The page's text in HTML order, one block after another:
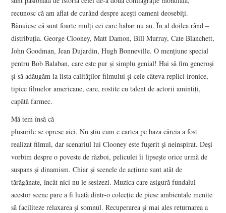
recunosc că am aflat de curând despre aceşti oameni deosebiţi.
Bănuiesc că sunt foarte mulţi cei care habar nu au. În al doilea rând –
distribuţia. George Clooney, Matt Damon, Bill Murray, Cate Blanchett,
John Goodman, Jean Dujardin, Hugh Bonneville. O menţiune special
pentru Bob Balaban, care este pur şi simplu genial! Hai să fim generoşi
şi să adăugăm la lista calităţilor filmului şi cele câteva replici ironice,
tipice filmelor americane, care, rostite cu talent de actorii amintiţi,
capătă farmec.
Mă tem însă că
plusurile se opresc aici. Nu ştiu cum e cartea pe baza căreia a fost
realizat filmul, dar scenariul lui Clooney este fuşerit şi neinspirat. Deşi
vorbim despre o poveste de război, peliculei îi lipseşte orice urmă de
suspans şi dinamism. Chiar şi scenele de acţiune sunt atât de
tărăgănate, încât nici nu le sesizezi. Muzica care asigură fundalul
acestor scene pare a fi luată dintr-o colecţie de piese ambientale menite
să faciliteze relaxarea şi somnul. Recuperarea şi mai ales returnarea a